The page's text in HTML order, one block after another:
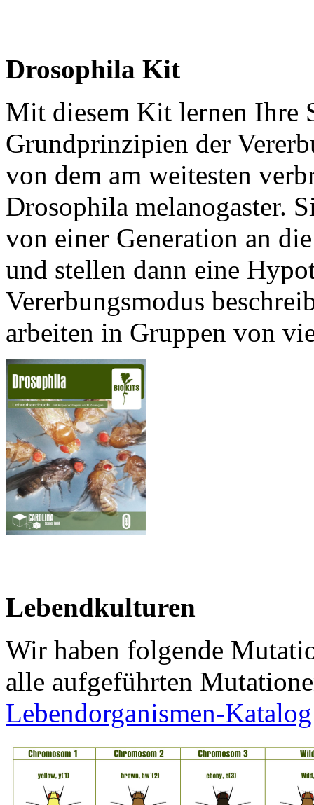
Drosophila Kit
Mit diesem Kit lernen Ihre
Grundprinzipien der
von dem am weitesten
Drosophila melanogaster.
von einer Generation an
und stellen dann eine
Vererbungsmodus
arbeiten in Gruppen von
Lebendkulturen
Wir haben folgende
alle aufgeführten
Lebendorganismen-Katalog